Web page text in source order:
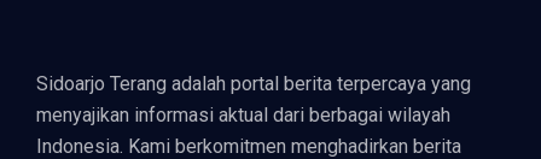
Sidoarjo Terang adalah portal berita terpercaya yang
menyajikan informasi aktual dari berbagai wilayah
Indonesia. Kami berkomitmen menghadirkan berita